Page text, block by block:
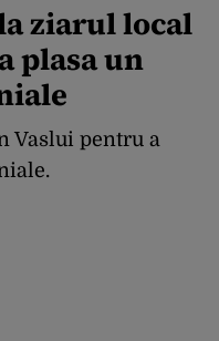
ziarul local
plasa un
Vaslui pentru a